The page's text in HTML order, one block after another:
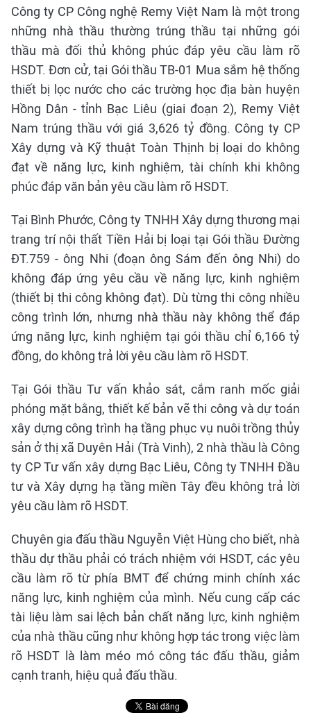
Công ty CP Công nghệ Remy Việt Nam là một trong
những nhà thầu thường trúng thầu tại những gói
thầu mà đối thủ không phúc đáp yêu cầu làm rõ
HSDT. Đơn cử, tại Gói thầu TB-01 Mua sắm hệ thống
thiết bị lọc nước cho các trường học địa bàn huyện
Hồng Dân - tỉnh Bạc Liêu (giai đoạn 2), Remy Việt
Nam trúng thầu với giá 3,626 tỷ đồng. Công ty CP
Xây dựng và Kỹ thuật Toàn Thịnh bị loại do không
đạt về năng lực, kinh nghiệm, tài chính khi không
phúc đáp văn bản yêu cầu làm rõ HSDT.
Tại Bình Phước, Công ty TNHH Xây dựng thương mại
trang trí nội thất Tiền Hải bị loại tại Gói thầu Đường
ĐT.759 - ông Nhi (đoạn ông Sám đến ông Nhi) do
không đáp ứng yêu cầu về năng lực, kinh nghiệm
(thiết bị thi công không đạt). Dù từng thi công nhiều
công trình lớn, nhưng nhà thầu này không thể đáp
ứng năng lực, kinh nghiệm tại gói thầu chỉ 6,166 tỷ
đồng, do không trả lời yêu cầu làm rõ HSDT.
Tại Gói thầu Tư vấn khảo sát, cắm ranh mốc giải
phóng mặt bằng, thiết kế bản vẽ thi công và dự toán
xây dựng công trình hạ tầng phục vụ nuôi trồng thủy
sản ở thị xã Duyên Hải (Trà Vinh), 2 nhà thầu là Công
ty CP Tư vấn xây dựng Bạc Liêu, Công ty TNHH Đầu
tư và Xây dựng hạ tầng miền Tây đều không trả lời
yêu cầu làm rõ HSDT.
Chuyên gia đấu thầu Nguyễn Việt Hùng cho biết, nhà
thầu dự thầu phải có trách nhiệm với HSDT, các yêu
cầu làm rõ từ phía BMT để chứng minh chính xác
năng lực, kinh nghiệm của mình. Nếu cung cấp các
tài liệu làm sai lệch bản chất năng lực, kinh nghiệm
của nhà thầu cũng như không hợp tác trong việc làm
rõ HSDT là làm méo mó công tác đấu thầu, giảm
cạnh tranh, hiệu quả đấu thầu.